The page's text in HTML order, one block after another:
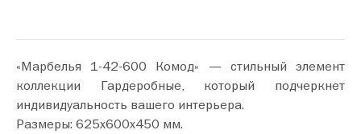
«Марбелья 1-42-600 Комод» — стильный элемент
коллекции Гардеробные, который подчеркнет
индивидуальность вашего интерьера.
Размеры: 625х600х450 мм.